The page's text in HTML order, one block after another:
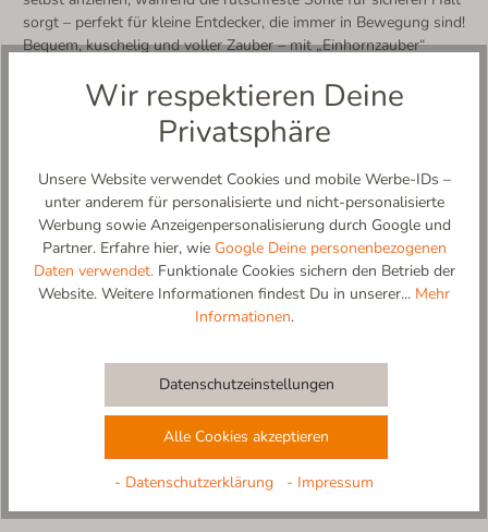
sorgt – perfekt für kleine Entdecker, die immer in Bewegung sind!
Bequem, kuschelig und voller Zauber – mit „Einhornzauber“
Hergestellt in Europa – mit Liebe und Sorgfalt für kleine
- Obermaterial und Decksohle 100% reine Schurwolle
- atmungsaktiv & temperaturregulierend
- handgenähte Applikation
- einfaches An- und Ausziehen dank weit zu öffnendem
Klettverschluss
- rutschfeste und flexible Sohle aus Naturkautschuk in
- 100% designed and made in EU
Innensohle: 100% Schurwolle
Sohle: Naturkautschuk
Wir respektieren Deine
Privatsphäre
Unsere Website verwendet Cookies und mobile Werbe-IDs –
unter anderem für personalisierte und nicht-personalisierte
Werbung sowie Anzeigenpersonalisierung durch Google und
Partner. Erfahre hier, wie Google Deine personenbezogenen
Daten verwendet.Funktionale Cookies sichern den Betrieb der
Website. Weitere Informationen findest Du in unserer... Mehr
Informationen.
Datenschutzeinstellungen
Alle Cookies akzeptieren
- Datenschutzerklärung - Impressum